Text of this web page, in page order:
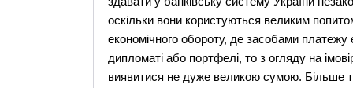
оскільки вони користуються великим
економічного обороту, де засобами платежу
дипломаті або портфелі, то з огляду на
виявитися не дуже великою сумою. Більше